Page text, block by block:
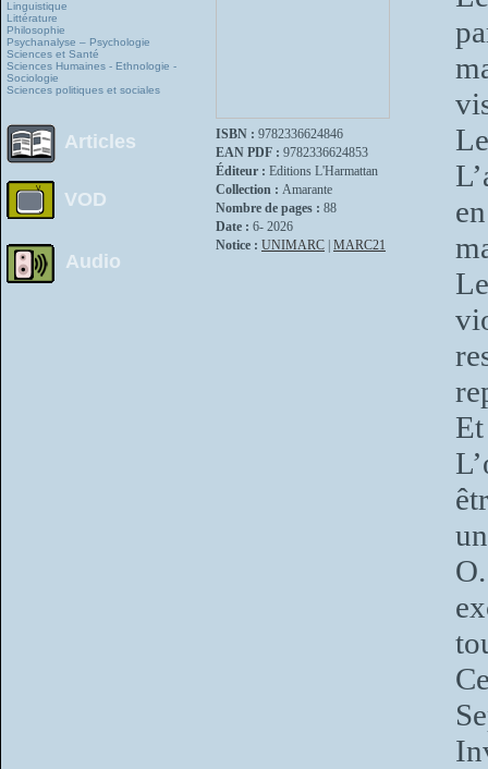
Linguistique
Littérature
Philosophie
Psychanalyse – Psychologie
Sciences et Santé
Sciences Humaines - Ethnologie -
Sociologie
Sciences politiques et sociales
Articles
VOD
Audio
ISBN : 9782336624846
EAN PDF : 9782336624853
Éditeur : Editions L'Harmattan
Collection : Amarante
Nombre de pages : 88
Date : 6- 2026
Notice : UNIMARC MARC21